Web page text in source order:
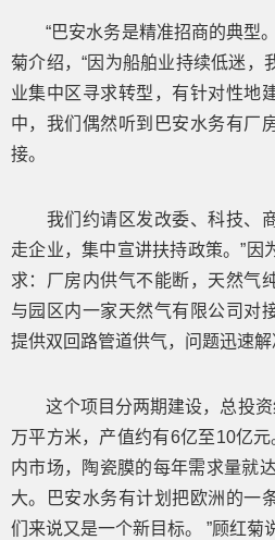
“巴安水务是精准招商的典型。
菊介绍，“因为船舶业持续低迷，
业集中区寻求转型，有针对性地
中，我们偶然听到巴安水务有厂
接。
我们约请区发改委、科技、商
走企业，集中宣讲扶持政策。”因
求：厂房内供气不能断，天然气
与园区内一家天然气有限公司对
提供双回路管道供气，问题迅速解
这个项目分两期建设，总投资
万平方米，产值约有6亿至10亿元
内市场，陶瓷膜的每年需求量就
大。巴安水务有计划把欧洲的一
们来说又是一个新目标。 ”顾红菊